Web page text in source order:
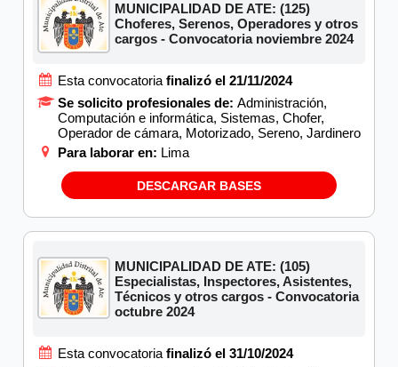
MUNICIPALIDAD DE ATE: (125)
Choferes, Serenos, Operadores y otros
cargos - Convocatoria noviembre 2024
Esta convocatoriafinalizó el 21/11/2024
Se solicito profesionales de: Administración,
Computación e informática, Sistemas, Chofer,
Operador de cámara, Motorizado, Sereno, Jardinero
Para laborar en: Lima
DESCARGAR BASES
MUNICIPALIDAD DE ATE: (105)
Especialistas, Inspectores, Asistentes,
Técnicos y otros cargos - Convocatoria
octubre 2024
Esta convocatoria finalizó el 31/10/2024